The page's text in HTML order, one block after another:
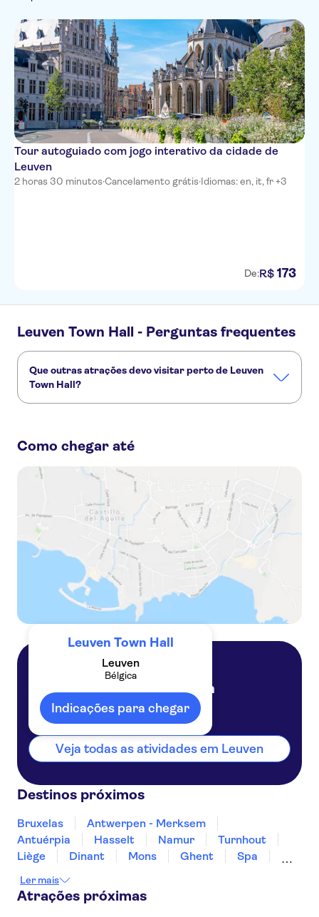
Holandês
Tour autoguiado com jogo interativo da cidade de
Leuven
2 horas 30 minutos·Cancelamento grátis·Idiomas: en, it, fr +3
De:R$ 173
Leuven Town Hall - Perguntas frequentes
Que outras atrações devo visitar perto de Leuven
Town Hall?
Catholic University of Leuven Library
Como chegar até
Leuven Town Hall
Leuven
Bélgica
Indicações para chegar
Leuven
Bélgica
Veja todas as atividades em Leuven
Destinos próximos
Bruxelas
Antwerpen - Merksem
Antuérpia
Hasselt Namur
Turnhout
Liège
Dinant Mons Ghent
Spa
Ler mais
Atrações próximas